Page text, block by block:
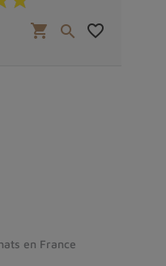
shopping_cart  favorite_border
en France